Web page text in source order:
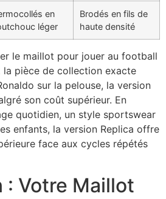
en
léger
Brodés en fils de
haute densité
le maillot pour jouer au football
la pièce de collection exacte
sur la pelouse, la version
son coût supérieur. En
quotidien, un style sportswear
enfants, la version Replica offre
face aux cycles répétés
: Votre Maillot